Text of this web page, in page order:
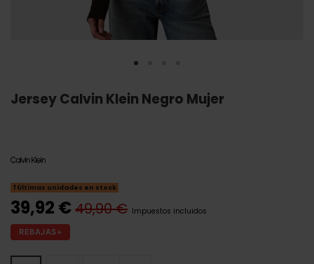
Jersey Calvin Klein Negro Mujer
Últimas unidades en stock
39,92 €49,90 € Impuestos incluidos
REBAJAS+